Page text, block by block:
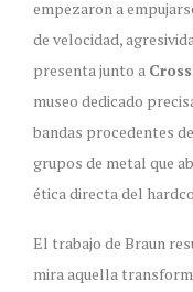
empezaron a
de velocidad,
presenta junto a
museo dedicado
bandas procedentes
grupos de metal que
ética directa del
El trabajo de Braun
mira aquella